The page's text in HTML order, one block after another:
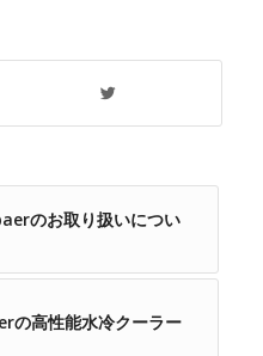
のお取り扱いについ
高性能水冷クーラー